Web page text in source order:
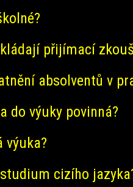
přijímací
absolventů v
do výuky povinná?
výuka?
cizího